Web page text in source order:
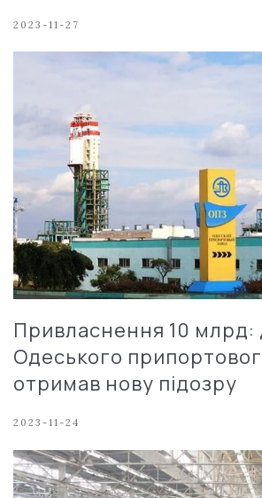
2023-11-27
Привласнення 10 млрд:
Одеського
отримав нову підозру
2023-11-24